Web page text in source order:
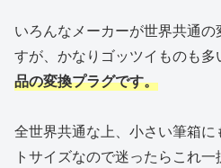
いろんなメーカーが世界共通
すが、かなりゴッツイものも多
品の変換プラグです。
全世界共通な上、小さい筆箱
トサイズなので迷ったらこれ一